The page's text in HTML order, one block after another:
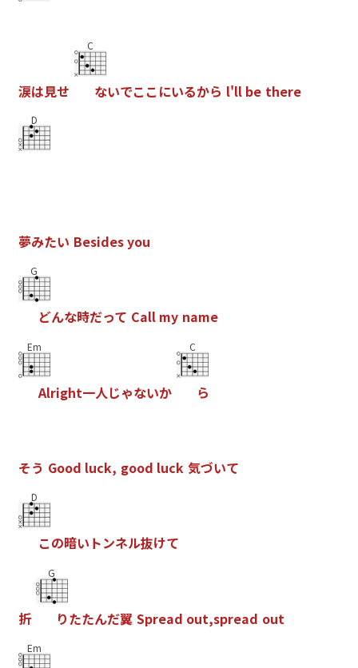
涙は見せ
C
ないでこ こ にいるから l'll be there
D
夢みたい Besidesyou
G
どんな時だって Call my name
Em
Alright一人じゃないか
C
ら
そう Good luck, good luck 気づいて
D
この暗い トンネル抜けて
折
G
りたたんだ翼 Spread out,spread out
Em